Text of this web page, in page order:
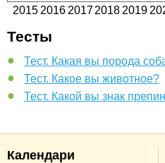
2015 2016 20172018 2019
Тесты
Тест. Какая вы порода
Тест. Какое вы животное?
Тест. Какой вы знак
Календари